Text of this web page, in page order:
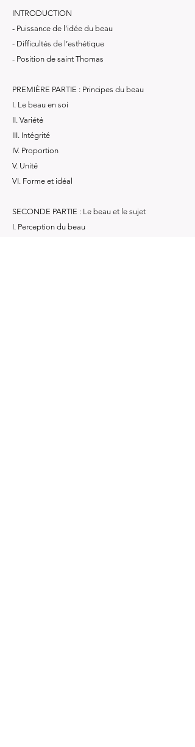
INTRODUCTION
- Puissance de l’idée du beau
- Difficultés de l’esthétique
- Position de saint Thomas
PREMIÈRE PARTIE : Principes du beau
I. Le beau en soi
II. Variété
III. Intégrité
IV. Proportion
V. Unité
VI. Forme et idéal
SECONDE PARTIE : Le beau et le sujet
I. Perception du beau